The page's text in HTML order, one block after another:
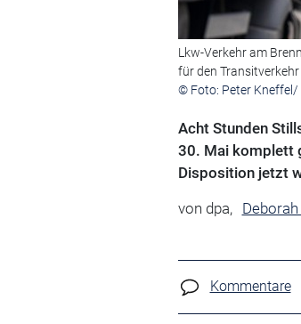
Lkw-Verkehr am
für den
© Foto: Peter Kneffel/
Acht Stunden
30. Mai komplett
Disposition jetzt
von dpa,
Kommentare